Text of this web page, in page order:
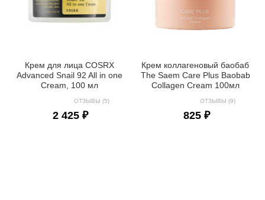
Крем для лица COSRX
Advanced Snail 92 All in one
Cream, 100 мл
ОТЗЫВЫ (5)
2 425 ₽
Крем коллагеновый баобаб
The Saem Care Plus Baobab
Collagen Cream 100мл
ОТЗЫВЫ (9)
825 ₽